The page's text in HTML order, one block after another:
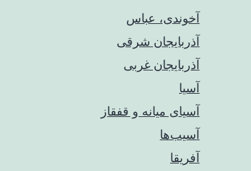
آخوندی، عباس
آذربایجان شرقی
آذربایجان غربی
آسیا
آسیای میانه و قفقاز
آسیب‌ها
آفریقا